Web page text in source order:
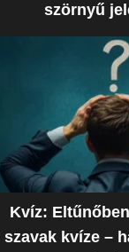
szörnyű
Kvíz:
szavak kvíze –